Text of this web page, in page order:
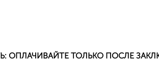
ОПЛАЧИВАЙТЕ ТОЛЬКО ПОСЛЕ